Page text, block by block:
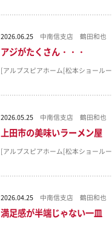
2026.06.25 中南信支店 鶴田和也
アジがたくさん・・・
[アルプスピアホーム[松本ショール
2026.05.25 中南信支店 鶴田和也
上田市の美味いラーメン屋
[アルプスピアホーム[松本ショール
2026.04.25 中南信支店 鶴田和也
満足感が半端じゃない一皿